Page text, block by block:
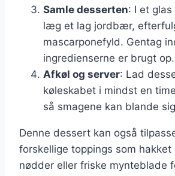
Samle desserten: I et glas
læg et lag jordbær,
mascarponefyld. Gentag
ingredienserne er brugt op.
Afkøl og server: Lad
køleskabet i mindst en
så smagene kan blande
Denne dessert kan også
forskellige toppings som hakket
nødder eller friske mynteblade